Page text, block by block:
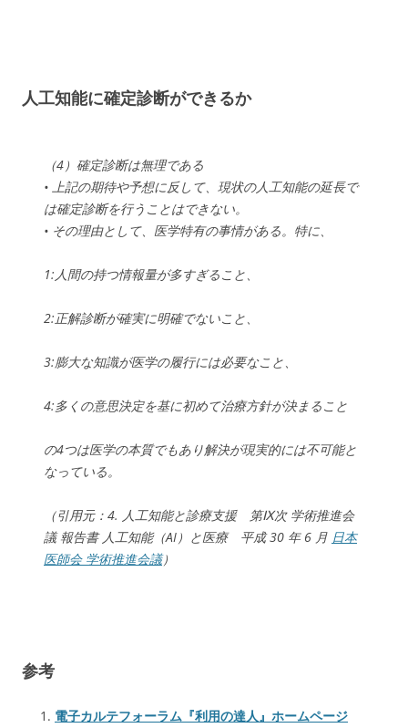
人工知能に確定診断ができるか
（4）確定診断は無理である
• 上記の期待や予想に反して、現状の人工知能の延長で
は確定診断を行うことはできない。
• その理由として、医学特有の事情がある。特に、
1:人間の持つ情報量が多すぎること、
2:正解診断が確実に明確でないこと、
3:膨大な知識が医学の履行には必要なこと、
4:多くの意思決定を基に初めて治療方針が決まること
の4つは医学の本質でもあり解決が現実的には不可能と
なっている。
（引用元：4. 人工知能と診療支援 第Ⅸ次 学術推進会
議 報告書 人工知能（AI）と医療 平成 30 年 6 月 日本
医師会 学術推進会議）
参考
電子カルテフォーラム『利用の達人』ホームページ